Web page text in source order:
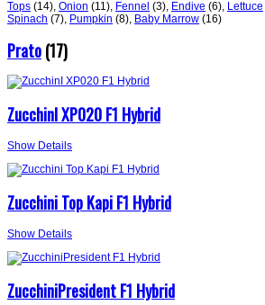
Tops (14) Onion (11) Fennel (3) Endive (6) Lettuce
Spinach (7) Pumpkin (8) Baby Marrow (16)
Prato(17)
ZucchinI XP020 F1 Hybrid
Show Details
Zucchini Top Kapi F1 Hybrid
Show Details
ZucchiniPresident F1 Hybrid